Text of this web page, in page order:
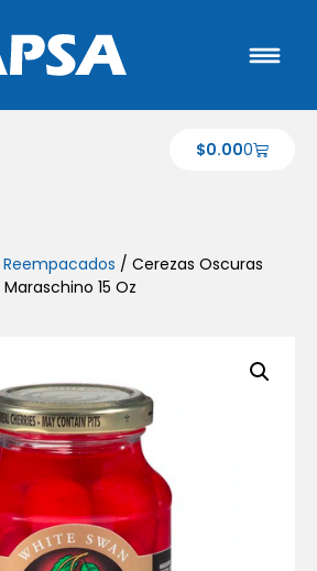
$0.000
Reempacados / Cerezas Oscuras
Maraschino 15 Oz